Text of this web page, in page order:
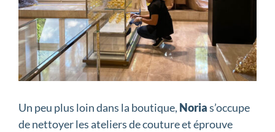
Un peu plus loin dans la boutique, Norias’occupe
de nettoyer les ateliers de couture et éprouve